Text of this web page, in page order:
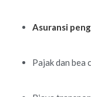
Asuransi
Pajak dan bea